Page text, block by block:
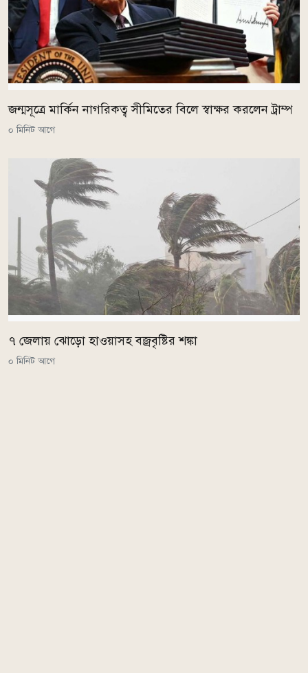
জন্মসূত্রে মার্কিন নাগরিকত্ব সীমিতের বিলে স্বাক্ষর করলেন ট্রাম্প
০ মিনিট আগে
৭ জেলায় ঝোড়ো হাওয়াসহ বজ্রবৃষ্টির শঙ্কা
০ মিনিট আগে